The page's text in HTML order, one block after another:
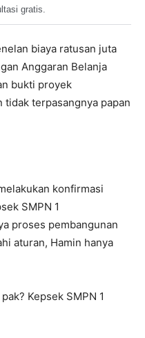
gratis.
biaya ratusan juta
Anggaran Belanja
bukti proyek
terpasangnya papan
konfirmasi
SMPN 1
proses pembangunan
aturan, Hamin hanya
Kepsek SMPN 1